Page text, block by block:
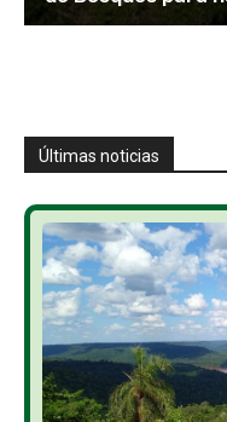
Últimas noticias